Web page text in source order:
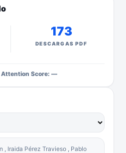
173
DESCARGAS PDF
Score: —
, Iraida Pérez Travieso , Pablo